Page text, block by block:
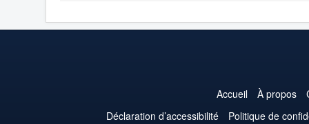
Accueil À propos
Déclaration d’accessibilité
Politique de